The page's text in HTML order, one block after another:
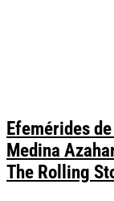
Efemérides
Medina
The Rolling